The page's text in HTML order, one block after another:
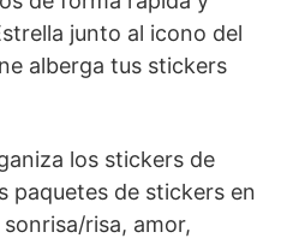
junto al icono del
alberga tus stickers
los stickers de
paquetes de stickers en
risa, amor,